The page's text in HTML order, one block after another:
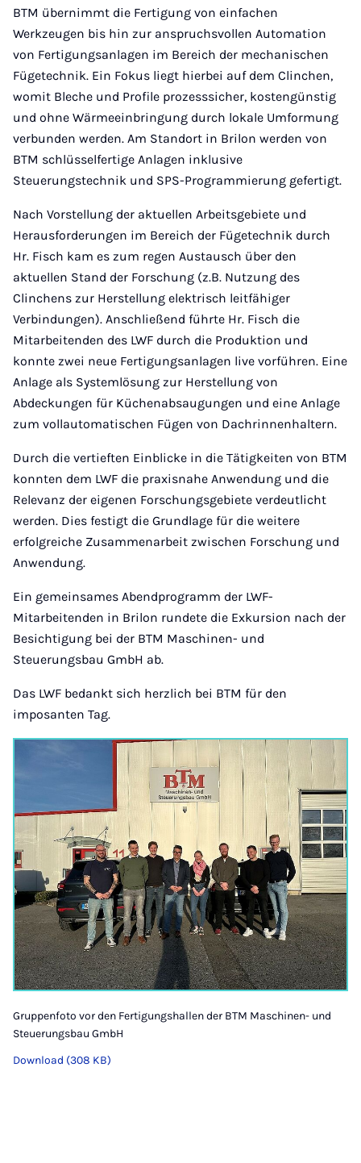
BTM übernimmt die Fertigung von einfachen
Werkzeugen bis hin zur anspruchsvollen Automation
von Fertigungsanlagen im Bereich der mechanischen
Fügetechnik. Ein Fokus liegt hierbei auf dem Clinchen,
womit Bleche und Profile prozesssicher, kostengünstig
und ohne Wärmeeinbringung durch lokale Umformung
verbunden werden. Am Standort in Brilon werden von
BTM schlüsselfertige Anlagen inklusive
Steuerungstechnik und SPS-Programmierung gefertigt.
Nach Vorstellung der aktuellen Arbeitsgebiete und
Herausforderungen im Bereich der Fügetechnik durch
Hr. Fisch kam es zum regen Austausch über den
aktuellen Stand der Forschung (z.B. Nutzung des
Clinchens zur Herstellung elektrisch leitfähiger
Verbindungen). Anschließend führte Hr. Fisch die
Mitarbeitenden des LWF durch die Produktion und
konnte zwei neue Fertigungsanlagen live vorführen. Eine
Anlage als Systemlösung zur Herstellung von
Abdeckungen für Küchenabsaugungen und eine Anlage
zum vollautomatischen Fügen von Dachrinnenhaltern.
Durch die vertieften Einblicke in die Tätigkeiten von BTM
konnten dem LWF die praxisnahe Anwendung und die
Relevanz der eigenen Forschungsgebiete verdeutlicht
werden. Dies festigt die Grundlage für die weitere
erfolgreiche Zusammenarbeit zwischen Forschung und
Anwendung.
Ein gemeinsames Abendprogramm der LWF-
Mitarbeitenden in Brilon rundete die Exkursion nach der
Besichtigung bei der BTM Maschinen- und
Steuerungsbau GmbH ab.
Das LWF bedankt sich herzlich bei BTM für den
imposanten Tag.
Gruppenfoto vor den Fertigungshallen der BTM Maschinen- und
Steuerungsbau GmbH
Download (308 KB)